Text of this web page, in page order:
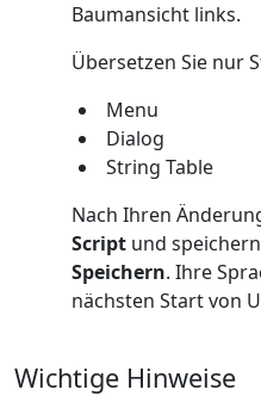
Baumansicht links.
Übersetzen Sie nur
Menu
Dialog
String Table
Nach Ihren
Script und
Speichern. Ihre
nächsten Start von
Wichtige Hinweise